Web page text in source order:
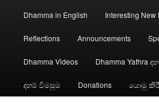
Dhamma in English Interesting New
Reflections Announcements
Dhamma Videos Dhamma Yathra
දහම් විමසුම Donations යොමු